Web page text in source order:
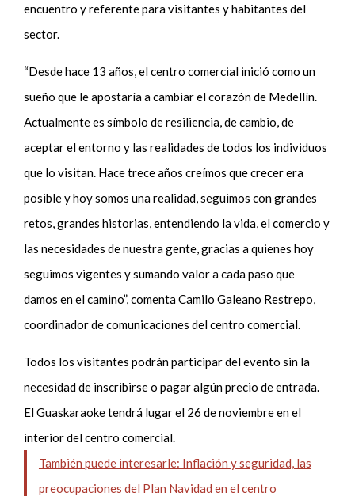
encuentro y referente para visitantes y habitantes del
sector.
“Desde hace 13 años, el centro comercial inició como un
sueño que le apostaría a cambiar el corazón de Medellín.
Actualmente es símbolo de resiliencia, de cambio, de
aceptar el entorno y las realidades de todos los individuos
que lo visitan. Hace trece años creímos que crecer era
posible y hoy somos una realidad, seguimos con grandes
retos, grandes historias, entendiendo la vida, el comercio y
las necesidades de nuestra gente, gracias a quienes hoy
seguimos vigentes y sumando valor a cada paso que
damos en el camino”, comenta Camilo Galeano Restrepo,
coordinador de comunicaciones del centro comercial.
Todos los visitantes podrán participar del evento sin la
necesidad de inscribirse o pagar algún precio de entrada.
El Guaskaraoke tendrá lugar el 26 de noviembre en el
interior del centro comercial.
También puede interesarle: Inflación y seguridad, las
preocupaciones del Plan Navidad en el centro